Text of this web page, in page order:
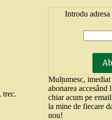
trec.
Introdu
Mulțumesc,
abonarea
chiar acum pe
la mine de fiecare
nou!